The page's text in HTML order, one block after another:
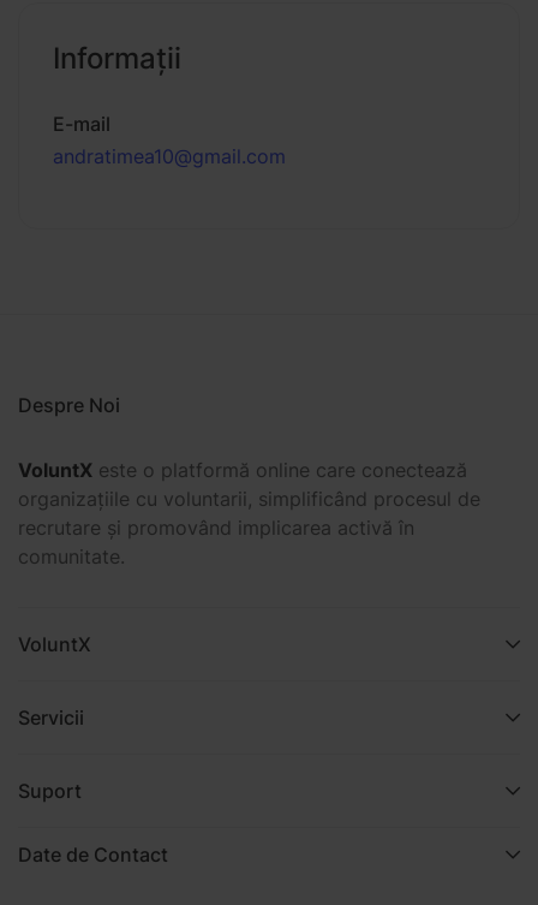
Informaţii
E-mail
andratimea10@gmail.com
Despre Noi
VoluntX este o platformă online care conectează
organizațiile cu voluntarii, simplificând procesul de
recrutare și promovând implicarea activă în
comunitate.
VoluntX
Servicii
Suport
Date de Contact